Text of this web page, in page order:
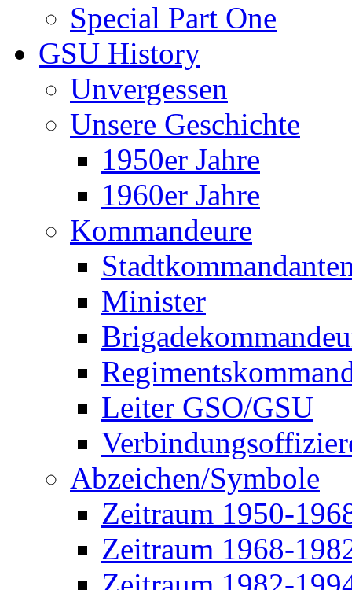
Special Part One
GSU History
Unvergessen
Unsere Geschichte
1950er Jahre
1960er Jahre
Kommandeure
Minister
Leiter GSO/GSU
Abzeichen/Symbole
Zeitraum 1950-
Zeitraum 1968-